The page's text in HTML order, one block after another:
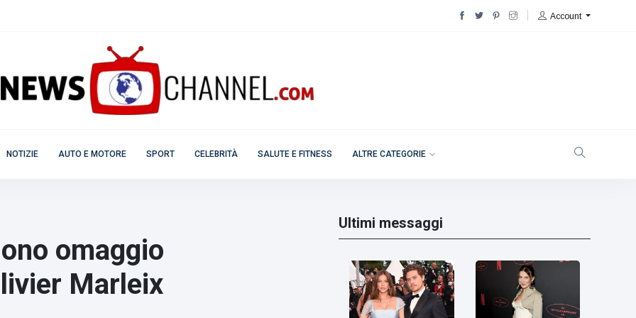
Account
NOTIZIE AUTO E MOTORE SPORT CELEBRITÀ SALUTE E FITNESS ALTRE CATEGORIE
omaggio
Marleix
Ultimi messaggi